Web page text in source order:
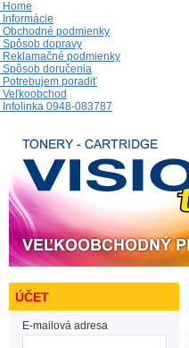
Home
Informácie
Obchodné podmienky
Spôsob dopravy
Reklamačné podmienky
Spôsob doručenia
Potrebujem poradiť
Veľkoobchod
Infolinka 0948-083787
ÚČET
E-mailová adresa